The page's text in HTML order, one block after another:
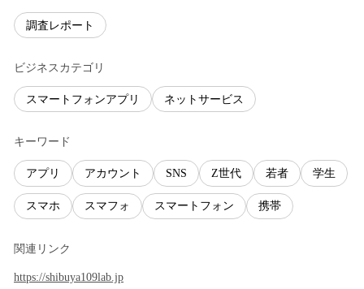
調査レポート
ビジネスカテゴリ
スマートフォンアプリ ネットサービス
キーワード
アプリ アカウント SNS Z世代 若者 学生
スマホ スマフォ スマートフォン 携帯
関連リンク
https://shibuya109lab.jp